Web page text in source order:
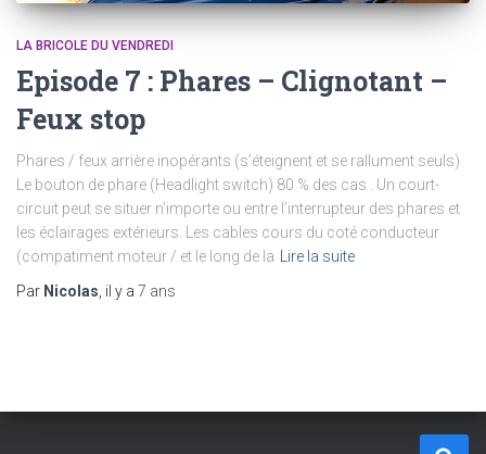
LA BRICOLE DU VENDREDI
Episode 7 : Phares – Clignotant –
Feux stop
Phares / feux arrière inopérants (s’éteignent et se rallument seuls)
Le bouton de phare (Headlight switch) 80 % des cas . Un court-
circuit peut se situer n’importe ou entre l’interrupteur des phares et
les éclairages extérieurs. Les cables cours du coté conducteur
(compatiment moteur / et le long de la
Lire la suite
Par Nicolas , il y a 7 ans